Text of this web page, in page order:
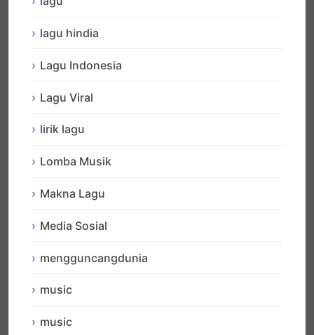
lagu hindia
Lagu Indonesia
Lagu Viral
lirik lagu
Lomba Musik
Makna Lagu
Media Sosial
mengguncangdunia
music
music